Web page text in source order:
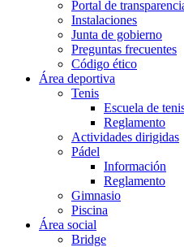
Portal de
Instalaciones
Junta de gobierno
Preguntas frecuentes
Código ético
Área deportiva
Tenis
Escuela de
Reglamento
Actividades dirigidas
Pádel
Información
Reglamento
Gimnasio
Piscina
Área social
Bridge